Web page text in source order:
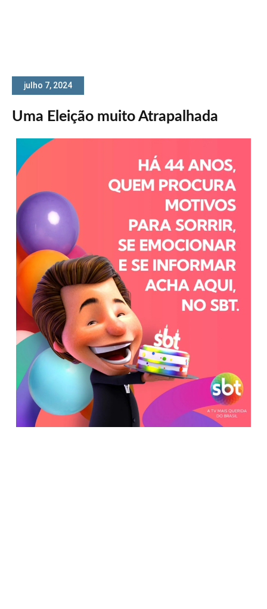
julho 7, 2024
Uma Eleição muito Atrapalhada